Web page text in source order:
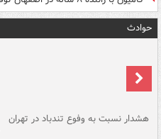
حوادث
هشدار نسبت به وفوع تندباد در تهران